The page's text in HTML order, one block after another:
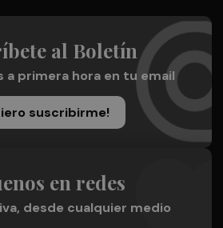
al Boletín
a primera hora en tu email
suscribirme!
en redes
desde cualquier medio